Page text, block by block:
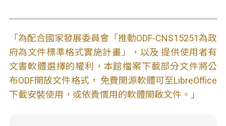
「為配合國家發展委員會「推動ODF-CNS15251為政
府為文件標準格式實施計畫」，以及 提供使用者有
文書軟體選擇的權利，本館檔案下載部分文件將公
布ODF開放文件格式， 免費開源軟體可至LibreOffice
下載安裝使用，或依貴慣用的軟體開啟文件。」